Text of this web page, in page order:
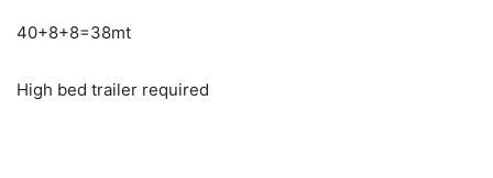
40+8+8=38mt
High bed trailer required